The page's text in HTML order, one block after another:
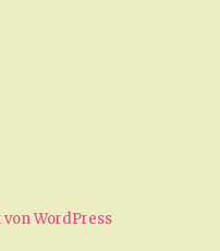
WordPress